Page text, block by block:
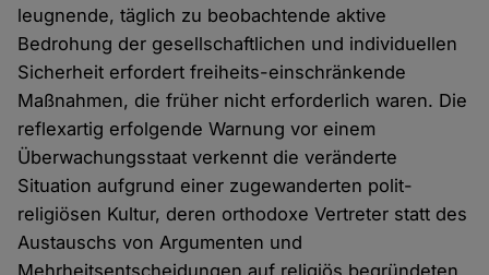
leugnende, täglich zu beobachtende aktive
Bedrohung der gesellschaftlichen und individuellen
Sicherheit erfordert freiheits-einschränkende
Maßnahmen, die früher nicht erforderlich waren. Die
reflexartig erfolgende Warnung vor einem
Überwachungsstaat verkennt die veränderte
Situation aufgrund einer zugewanderten polit-
religiösen Kultur, deren orthodoxe Vertreter statt des
Austauschs von Argumenten und